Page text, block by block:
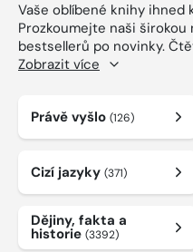
Vaše oblíbené knihy ihned
Prozkoumejte naši
bestsellerů po novinky.
Zobrazit více
Právě vyšlo (126)
Cizí jazyky (371)
Dějiny, fakta a
historie (3392)